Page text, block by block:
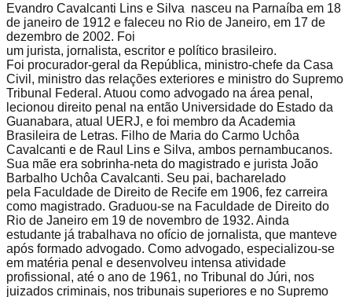
Evandro Cavalcanti Lins e Silva nasceu na Parnaíba em 18
de janeiro de 1912 e faleceu no Rio de Janeiro, em 17 de
dezembro de 2002. Foi
um jurista, jornalista, escritor e político brasileiro.
Foi procurador-geral da República, ministro-chefe da Casa
Civil, ministro das relações exteriores e ministro do Supremo
Tribunal Federal. Atuou como advogado na área penal,
lecionou direito penal na então Universidade do Estado da
Guanabara, atual UERJ, e foi membro da Academia
Brasileira de Letras. Filho de Maria do Carmo Uchôa
Cavalcanti e de Raul Lins e Silva, ambos pernambucanos.
Sua mãe era sobrinha-neta do magistrado e jurista João
Barbalho Uchôa Cavalcanti. Seu pai, bacharelado
pela Faculdade de Direito de Recife em 1906, fez carreira
como magistrado. Graduou-se na Faculdade de Direito do
Rio de Janeiro em 19 de novembro de 1932. Ainda
estudante já trabalhava no ofício de jornalista, que manteve
após formado advogado. Como advogado, especializou-se
em matéria penal e desenvolveu intensa atividade
profissional, até o ano de 1961, no Tribunal do Júri, nos
juizados criminais, nos tribunais superiores e no Supremo